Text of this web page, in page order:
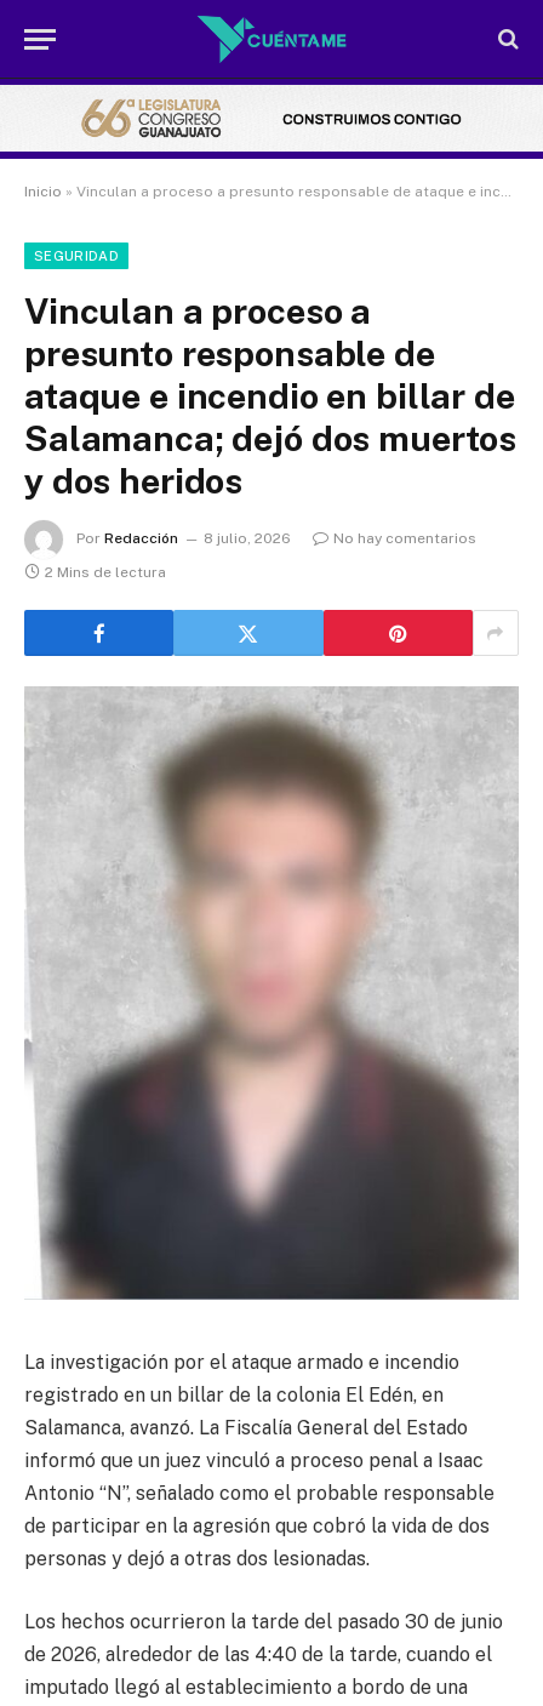
Inicio » Vinculan a proceso a presunto responsable de ataque e incendio en billar de Salamanca; dejó dos muertos y dos heridos
SEGURIDAD
Vinculan a proceso a
presunto responsable de
ataque e incendio en billar de
Salamanca; dejó dos muertos
y dos heridos
Por Redacción 8 julio, 2026
No hay comentarios
2 Mins de lectura
La investigación por el ataque armado e incendio
registrado en un billar de la colonia El Edén, en
Salamanca, avanzó. La Fiscalía General del Estado
informó que un juez vinculó a proceso penal a Isaac
Antonio “N”, señalado como el probable responsable
de participar en la agresión que cobró la vida de dos
personas y dejó a otras dos lesionadas.
Los hechos ocurrieron la tarde del pasado 30 de junio
de 2026, alrededor de las 4:40 de la tarde, cuando el
imputado llegó al establecimiento a bordo de una